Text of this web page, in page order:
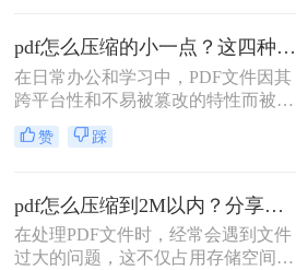
有效的PDF压缩方法。
pdf怎么压缩的小一点？这四种压缩方法了解一下
在日常办公和学习中，PDF文件因其
跨平台性和不易被篡改的特性而被广
泛使用。然而，有时PDF文件过大，
会给传输和存储带来不便。那么pdf怎
将PDF压缩得更小的方法。
赞 踩
pdf怎么压缩到2M以内？分享两种实用压缩方法！
在处理PDF文件时，经常会遇到文件
过大的问题，这不仅占用存储空间，